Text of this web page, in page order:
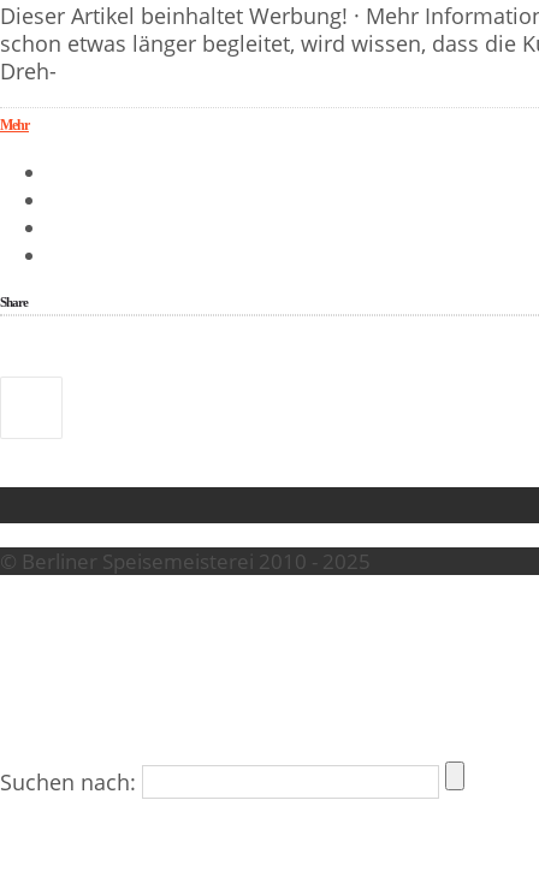
Dieser Artikel beinhaltet Werbung! · Mehr
schon etwas länger begleitet, wird wissen, dass die
Dreh-
Mehr
Share
© Berliner Speisemeisterei 2010 - 2025
Suchen nach: